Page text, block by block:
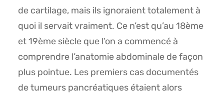
de cartilage, mais ils ignoraient totalement à
quoi il servait vraiment. Ce n’est qu’au 18ème
et 19ème siècle que l’on a commencé à
comprendre l’anatomie abdominale de façon
plus pointue. Les premiers cas documentés
de tumeurs pancréatiques étaient alors